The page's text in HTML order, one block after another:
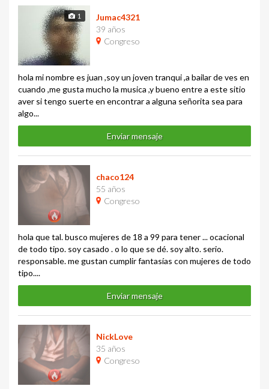
1
Jumac4321
39 años
Congreso
hola mi nombre es juan ,soy un joven tranqui ,a bailar de ves en
cuando ,me gusta mucho la musica ,y bueno entre a este sitio
aver si tengo suerte en encontrar a alguna señorita sea para
algo...
Enviar mensaje
chaco124
55 años
Congreso
hola que tal. busco mujeres de 18 a 99 para tener ... ocacional
de todo tipo. soy casado . o lo que se dé. soy alto. serio.
responsable. me gustan cumplir fantasías con mujeres de todo
tipo....
Enviar mensaje
NickLove
35 años
Congreso